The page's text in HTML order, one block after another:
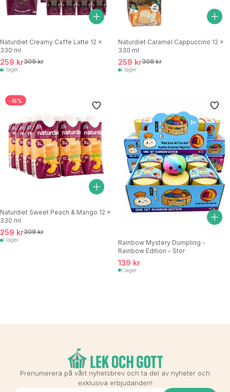
Naturdiet Creamy Caffe Latte 12 x
330 ml
259 kr309 kr
I lager
Naturdiet Caramel Cappuccino 12 x
330 ml
259 kr309 kr
I lager
-16%
Naturdiet Sweet Peach & Mango 12 x
330 ml
259 kr309 kr
I lager
Rainbow Mystery Dumpling -
Rainbow Edition - Stor
139 kr
I lager
Prenumerera på vårt nyhetsbrev och ta del av nyheter och
exklusiva erbjudanden!